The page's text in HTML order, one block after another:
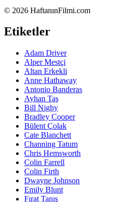
© 2026 HaftanınFilmi.com
Etiketler
Adam Driver
Alper Mestçi
Altan Erkekli
Anne Hathaway
Antonio Banderas
Ayhan Taş
Bill Nighy
Bradley Cooper
Bülent Çolak
Cate Blanchett
Channing Tatum
Chris Hemsworth
Colin Farrell
Colin Firth
Dwayne Johnson
Emily Blunt
Fırat Tanış